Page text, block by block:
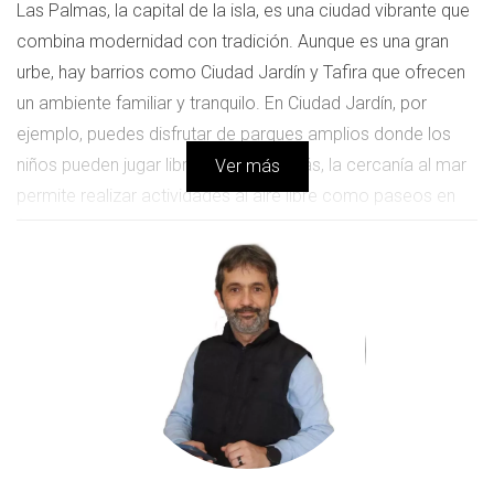
Las Palmas, la capital de la isla, es una ciudad vibrante que
combina modernidad con tradición. Aunque es una gran
urbe, hay barrios como Ciudad Jardín y Tafira que ofrecen
un ambiente familiar y tranquilo. En Ciudad Jardín, por
ejemplo, puedes disfrutar de parques amplios donde los
niños pueden jugar libremente. Además, la cercanía al mar
permite realizar actividades al aire libre como paseos en
Maspalomas es famosa por sus impresionantes dunas y su
ambiente relajado. Este destino turístico no solo atrae a
visitantes, sino que también se ha convertido en un lugar
atractivo para vivir. La zona cuenta con numerosas
instalaciones educativas y sanitarias, lo que la convierte en
una opción ideal para familias. Además, sus espacios
Ver más